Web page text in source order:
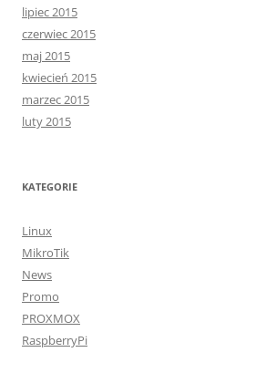
lipiec 2015
czerwiec 2015
maj 2015
kwiecień 2015
marzec 2015
luty 2015
KATEGORIE
Linux
MikroTik
News
Promo
PROXMOX
RaspberryPi